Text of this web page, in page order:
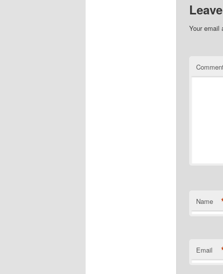
Your email
Name
Email